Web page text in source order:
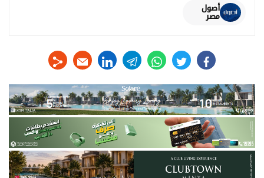
أصول
مصر
facebook
twitter
whats
telegram
linkedin